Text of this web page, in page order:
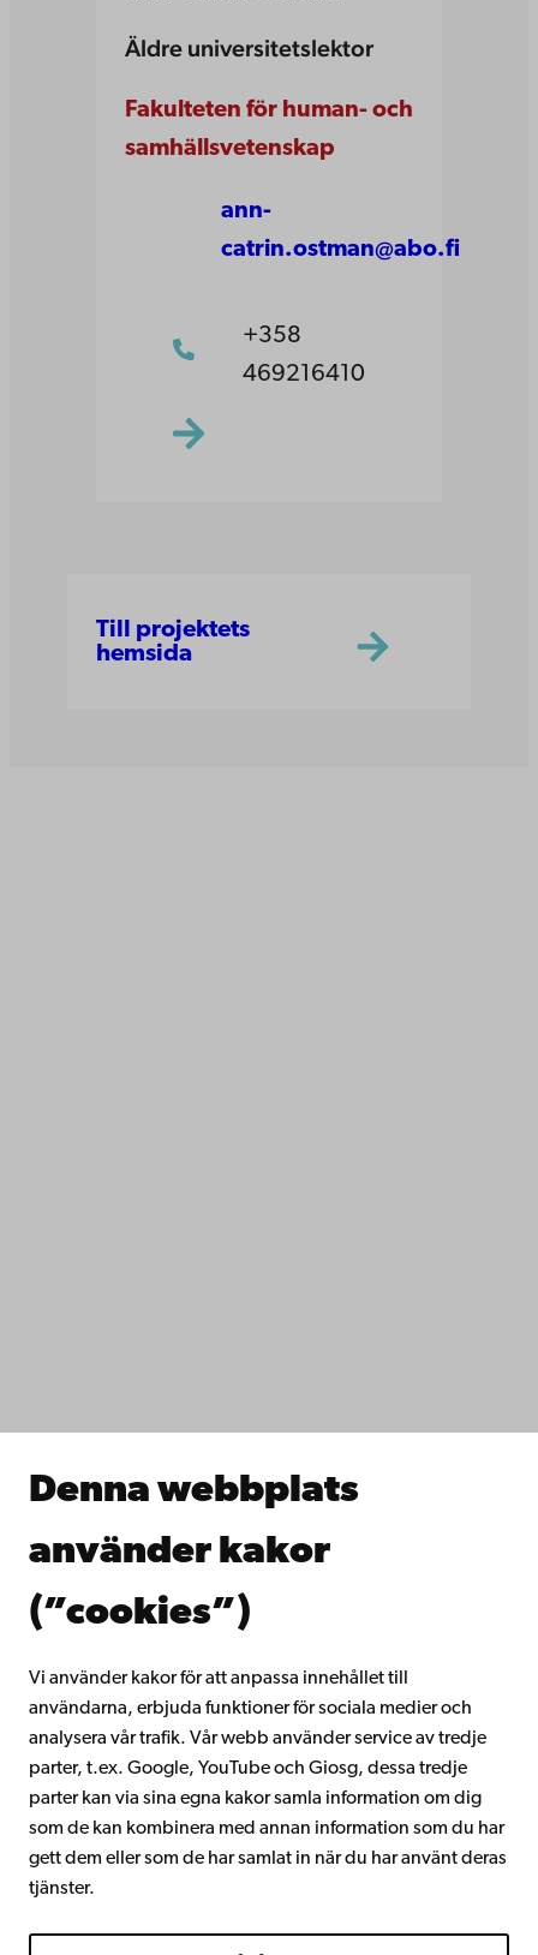
Denna webbplats
använder kakor
(”cookies”)
Vi använder kakor för att anpassa innehållet till
användarna, erbjuda funktioner för sociala medier och
analysera vår trafik. Vår webb använder service av tredje
parter, t.ex. Google, YouTube och Giosg, dessa tredje
parter kan via sina egna kakor samla information om dig
som de kan kombinera med annan information som du har
gett dem eller som de har samlat in när du har använt deras
tjänster.
Äldre universitetslektor
Fakulteten för human- och
samhällsvetenskap
ann-
catrin.ostman@abo.fi
+358
469216410
Till projektets
hemsida
Samarbeta med oss
Kontinuerligt lärande
Gå med i Åbo Akademis alumnnätverk
Intranätet
Facebook InstagramYouTube LinkedIn Blog Snapchat